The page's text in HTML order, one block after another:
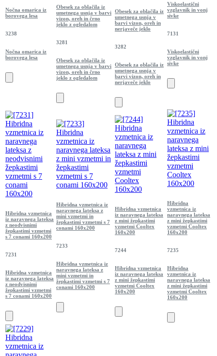
Nočna omarica iz
borovega lesa
3238
Nočna omarica iz
borovega lesa
Obesek za oblačila iz
umetnega usnja v barvi
vizon, oreh in črno
jeklo z ogledalom
3281
Obesek za oblačila iz
umetnega usnja v barvi
vizon, oreh in črno
jeklo z ogledalom
Obesek za oblačila iz
umetnega usnja v
barvi vizon, oreh in
nerjaveče jeklo
3282
Obesek za oblačila iz
umetnega usnja v
barvi vizon, oreh in
nerjaveče jeklo
Viskoelastični
vzglavnik in vonj
sivke
7131
Viskoelastični
vzglavnik in vonj
sivke
Hibridna vzmetnica
iz naravnega lateksa
z neodvisnimi
žepkastimi vzmetmi
s 7 conami 160x200
7231
Hibridna vzmetnica
iz naravnega lateksa
z neodvisnimi
žepkastimi vzmetmi
s 7 conami 160x200
Hibridna vzmetnica iz
naravnega lateksa z
mini vzmetmi in
žepkastimi vzmetmi s 7
conami 160x200
7233
Hibridna vzmetnica iz
naravnega lateksa z
mini vzmetmi in
žepkastimi vzmetmi s 7
conami 160x200
Hibridna vzmetnica
iz naravnega lateksa
z mini žepkastimi
vzmetmi Cooltex
160x200
7244
Hibridna vzmetnica
iz naravnega lateksa
z mini žepkastimi
vzmetmi Cooltex
160x200
Hibridna
vzmetnica iz
naravnega lateksa
z mini žepkastimi
vzmetmi Cooltex
160x200
7235
Hibridna
vzmetnica iz
naravnega lateksa
z mini žepkastimi
vzmetmi Cooltex
160x200